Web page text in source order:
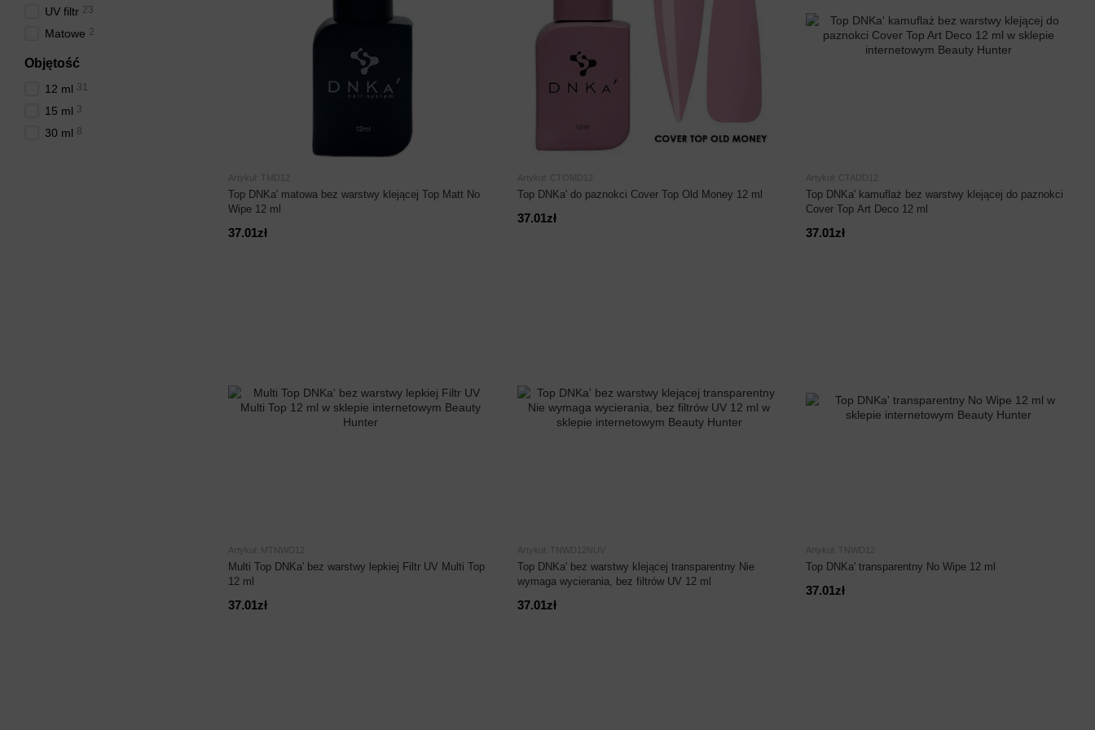
Artykuł: TMD12
Top DNKa' matowa bez warstwy klejącej Top Matt No
Wipe 12 ml
37.01zł
Artykuł: CTOMD12
Top DNKa' do paznokci Cover Top Old Money 12 ml
37.01zł
Artykuł: CTADD12
Top DNKa' kamuflaż bez warstwy klejącej do paznokci
Cover Top Art Deco 12 ml
37.01zł
Artykuł: MTNWD12
Multi Top DNKa' bez warstwy lepkiej Filtr UV Multi Top
12 ml
37.01zł
Artykuł: TNWD12NUV
Top DNKa' bez warstwy klejącej transparentny Nie
wymaga wycierania, bez filtrów UV 12 ml
37.01zł
Artykuł: TNWD12
Top DNKa' transparentny No Wipe 12 ml
37.01zł
UV filtr 23
Matowe 2
Objętość
12 ml 31
15 ml 3
30 ml 8